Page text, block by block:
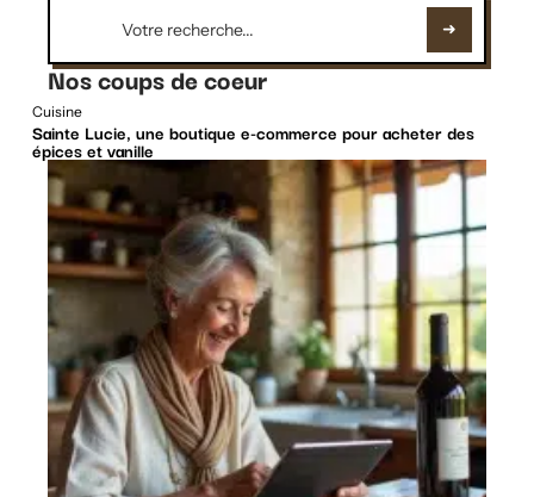
Nos coups de coeur
Cuisine
Sainte Lucie, une boutique e-commerce pour acheter des
épices et vanille